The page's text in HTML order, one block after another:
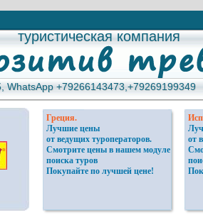
туристическая компания
туристическая компания
WhatsApp +79266143473,+79269199349
WhatsApp +79266143473,+79269199349
Греция.
Лучшие цены
от ведущих туроператоров.
Смотрите цены в нашем модуле
поиска туров
Покупайте по лучшей цене!
от